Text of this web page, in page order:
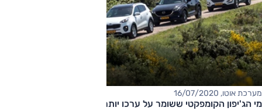
מערכת אוטו, 16/07/2020
מי הג'יפון הקומפקטי ששומר על ערכו יותר מכולם?